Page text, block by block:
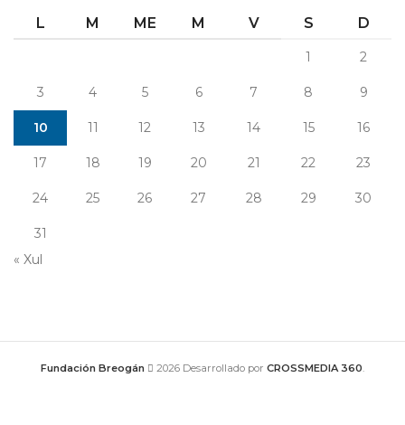
L M ME M V S D
1 2
3 4 5 6 7 8 9
10 11 12 13 14 15 16
17 18 19 20 21 22 23
24 25 26 27 28 29 30
31
« Xul
Fundación Breogán 2026 Desarrollado por CROSSMEDIA 360.